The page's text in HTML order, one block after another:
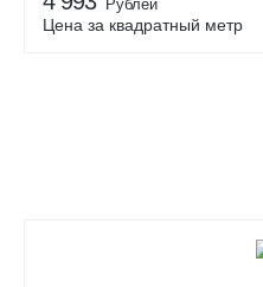
Рублей
Цена за квадратный метр